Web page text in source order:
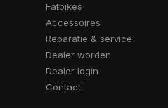
Fatbikes
Accessoires
Reparatie & service
Dealer worden
Dealer login
Contact